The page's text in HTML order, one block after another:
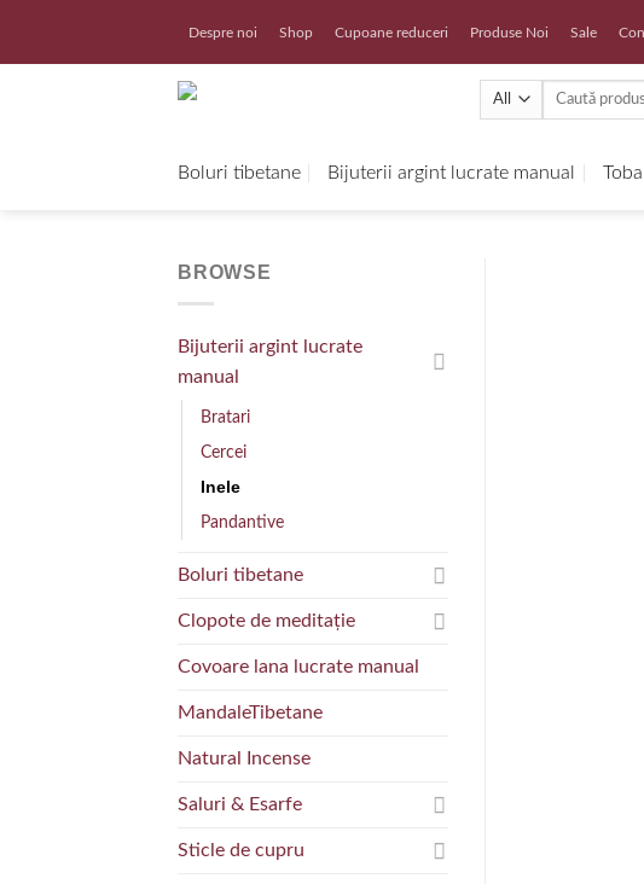
Despre noi Shop Cupoane reduceri Produse Noi Sale
Search
Boluri tibetane Bijuterii argint lucrate manual
BROWSE
Bijuterii argint lucrate
manual
Bratari
Cercei
Inele
Pandantive
Boluri tibetane
Clopote de meditație
Covoare lana lucrate manual
MandaleTibetane
Natural Incense
Saluri & Esarfe
Sticle de cupru